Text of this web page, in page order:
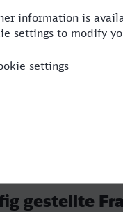
Hbf
gestellte